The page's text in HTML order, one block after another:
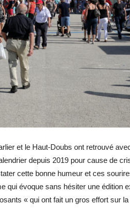
et le Haut-Doubs ont retrouvé
depuis 2019 pour cause de
cette bonne humeur et ces
qui évoque sans hésiter une édition
« qui ont fait un gros effort sur